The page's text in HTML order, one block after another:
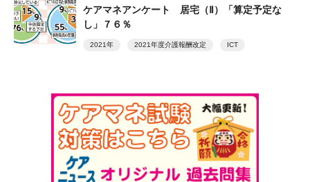
ケアマネアンケート 居宅（Ⅱ）「算定予定な
し」７６％
2021年 2021年度介護報酬改定 ICT